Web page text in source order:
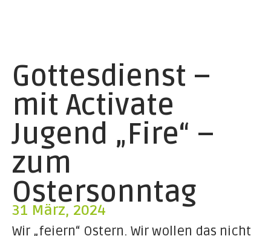
Gottesdienst –
mit Activate
Jugend „Fire“ –
zum
Ostersonntag
31 März, 2024
Wir „feiern“ Ostern. Wir wollen das nicht